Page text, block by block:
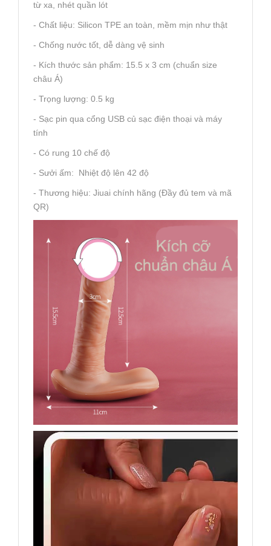
từ xa, nhét quần lót
- Chất liệu: Silicon TPE an toàn, mềm mịn như thật
- Chống nước tốt, dễ dàng vệ sinh
- Kích thước sản phẩm: 15.5 x 3 cm (chuẩn size
châu Á)
- Trọng lượng: 0.5 kg
- Sạc pin qua cổng USB củ sạc điện thoại và máy
tính
- Có rung 10 chế độ
- Sưởi ấm: Nhiệt độ lên 42 độ
- Thương hiệu: Jiuai chính hãng (Đầy đủ tem và mã
QR)